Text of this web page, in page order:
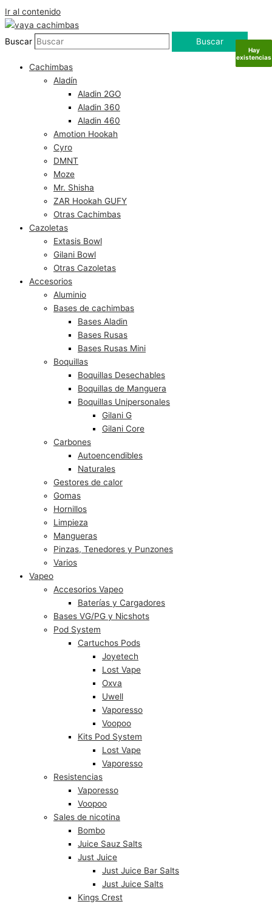
Ir al contenido
Buscar Buscar
Cachimbas
Aladín
Aladin 2GO
Aladin 360
Aladin 460
Amotion Hookah
Cyro
DMNT
Moze
Mr. Shisha
ZAR Hookah GUFY
Otras Cachimbas
Cazoletas
Extasis Bowl
Gilani Bowl
Otras Cazoletas
Accesorios
Aluminio
Bases de cachimbas
Bases Aladin
Bases Rusas
Bases Rusas Mini
Boquillas
Boquillas Desechables
Boquillas de Manguera
Boquillas Unipersonales
Gilani G
Gilani Core
Carbones
Autoencendibles
Naturales
Gestores de calor
Gomas
Hornillos
Limpieza
Mangueras
Pinzas, Tenedores y Punzones
Varios
Vapeo
Accesorios Vapeo
Baterías y Cargadores
Bases VG/PG y Nicshots
Pod System
Cartuchos Pods
Joyetech
Lost Vape
Oxva
Uwell
Vaporesso
Voopoo
Kits Pod System
Lost Vape
Vaporesso
Resistencias
Vaporesso
Voopoo
Sales de nicotina
Bombo
Juice Sauz Salts
Just Juice
Just Juice Bar Salts
Just Juice Salts
Kings Crest
Hay
existencias
Hay
existencias
Sin
existencias
Hay
existencias